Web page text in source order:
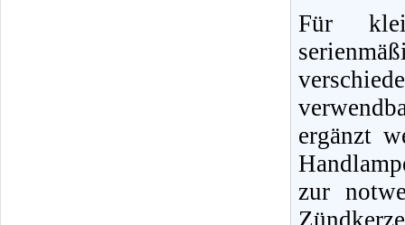
Für
ergänzt
zur